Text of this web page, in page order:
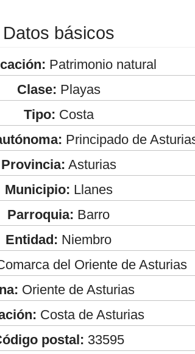
Datos básicos
Patrimonio natural
Clase: Playas
Tipo: Costa
Principado de
Provincia: Asturias
Municipio: Llanes
Parroquia: Barro
Entidad: Niembro
del Oriente de Asturias
Oriente de Asturias
Costa de Asturias
postal: 33595